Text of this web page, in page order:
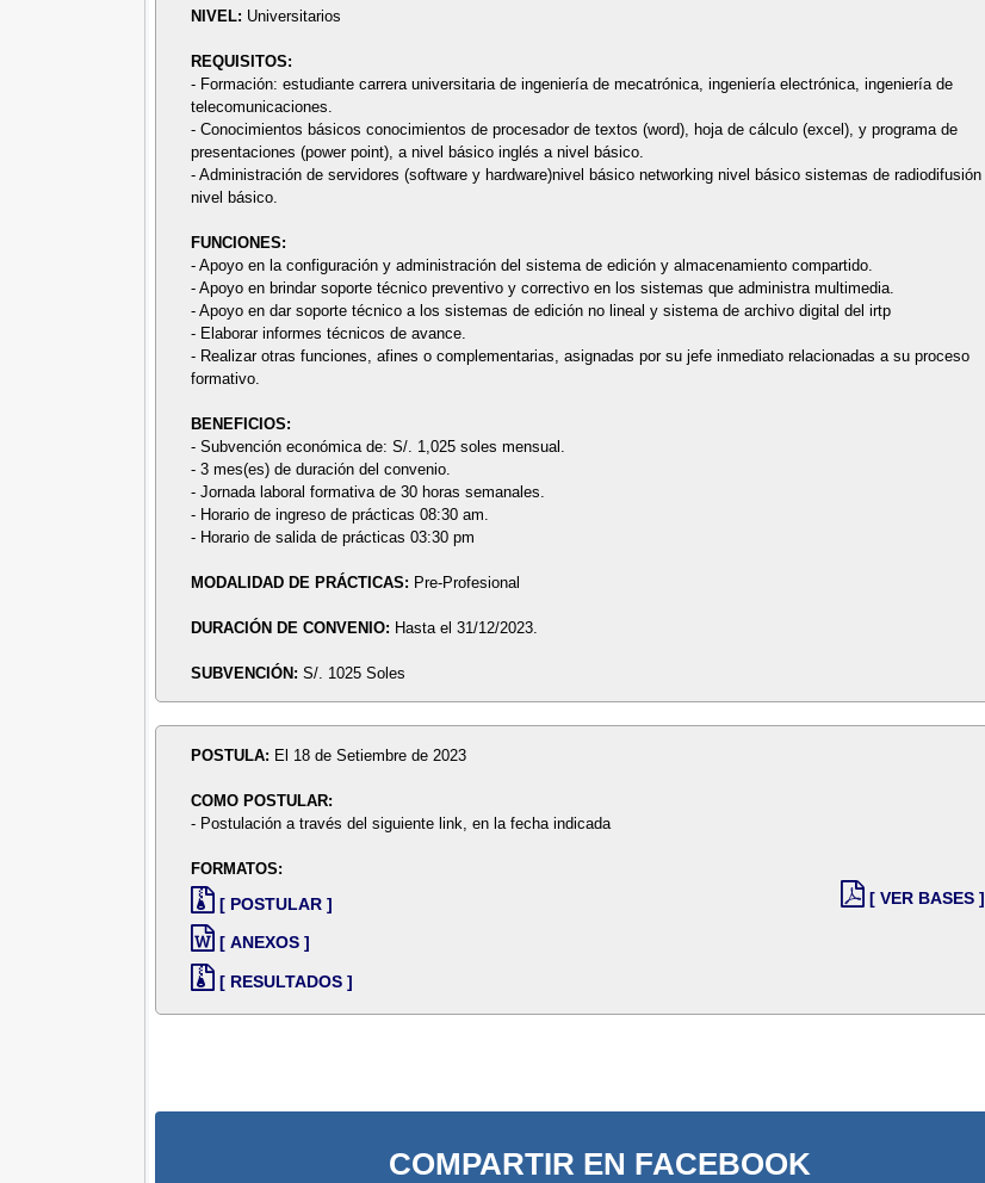
NIVEL: Universitarios
REQUISITOS:
- Formación: estudiante carrera universitaria de ingeniería de mecatrónica, ingeniería electrónica, ingeniería de
telecomunicaciones.
- Conocimientos básicos conocimientos de procesador de textos (word), hoja de cálculo (excel), y programa de
presentaciones (power point), a nivel básico inglés a nivel básico.
- Administración de servidores (software y hardware)nivel básico networking nivel básico sistemas de radiodifusión
nivel básico.
FUNCIONES:
- Apoyo en la configuración y administración del sistema de edición y almacenamiento compartido.
- Apoyo en brindar soporte técnico preventivo y correctivo en los sistemas que administra multimedia.
- Apoyo en dar soporte técnico a los sistemas de edición no lineal y sistema de archivo digital del irtp
- Elaborar informes técnicos de avance.
- Realizar otras funciones, afines o complementarias, asignadas por su jefe inmediato relacionadas a su proceso
formativo.
BENEFICIOS:
- Subvención económica de: S/. 1,025 soles mensual.
- 3 mes(es) de duración del convenio.
- Jornada laboral formativa de 30 horas semanales.
- Horario de ingreso de prácticas 08:30 am.
- Horario de salida de prácticas 03:30 pm
MODALIDAD DE PRÁCTICAS: Pre-Profesional
DURACIÓN DE CONVENIO: Hasta el 31/12/2023.
SUBVENCIÓN:S/. 1025 Soles
POSTULA: El 18 de Setiembre de 2023
COMO POSTULAR:
- Postulación a través del siguiente link, en la fecha indicada
FORMATOS:
[ POSTULAR ]
[ ANEXOS ]
[ RESULTADOS ]
[ VER BASES ]
COMPARTIR EN FACEBOOK